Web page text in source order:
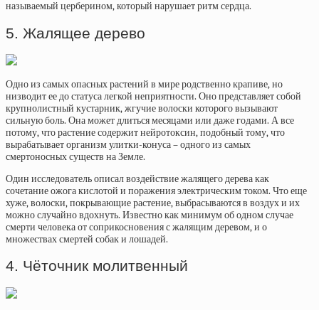
называемый церберином, который нарушает ритм сердца.
5. Жалящее дерево
Одно из самых опасных растений в мире родственно крапиве, но
низводит ее до статуса легкой неприятности. Оно представляет собой
крупнолистный кустарник, жгучие волоски которого вызывают
сильную боль. Она может длиться месяцами или даже годами. А все
потому, что растение содержит нейротоксин, подобный тому, что
вырабатывает организм улитки-конуса – одного из самых
смертоносных существ на Земле.
Один исследователь описал воздействие жалящего дерева как
сочетание ожога кислотой и поражения электрическим током. Что еще
хуже, волоски, покрывающие растение, выбрасываются в воздух и их
можно случайно вдохнуть. Известно как минимум об одном случае
смерти человека от соприкосновения с жалящим деревом, и о
множествах смертей собак и лошадей.
4. Чёточник молитвенный